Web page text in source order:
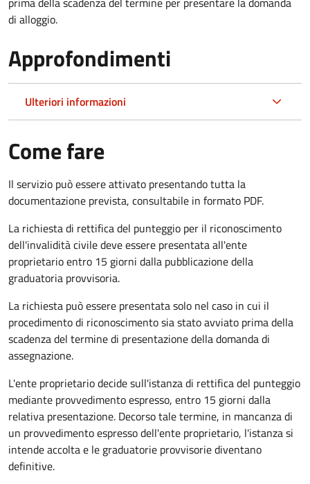
di alloggio.
Approfondimenti
Ulteriori informazioni
Come fare
Il servizio può essere attivato presentando tutta la
documentazione prevista, consultabile in formato PDF.
La richiesta di rettifica del punteggio per il riconoscimento
dell'invalidità civile deve essere presentata all'ente
proprietario entro 15 giorni dalla pubblicazione della
graduatoria provvisoria.
La richiesta può essere presentata solo nel caso in cui il
procedimento di riconoscimento sia stato avviato prima della
scadenza del termine di presentazione della domanda di
assegnazione.
L'ente proprietario decide sull'istanza di rettifica del punteggio
mediante provvedimento espresso, entro 15 giorni dalla
relativa presentazione. Decorso tale termine, in mancanza di
un provvedimento espresso dell'ente proprietario, l'istanza si
intende accolta e le graduatorie provvisorie diventano
definitive.